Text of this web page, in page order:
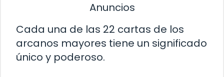
Anuncios
Cada una de las 22 cartas de los
arcanos mayores tiene un significado
único y poderoso.